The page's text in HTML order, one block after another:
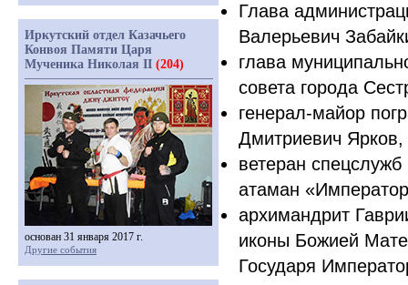
Глава
Валерьевич
глава
совета города
генерал-майор
Дмитриевич Ярков,
ветеран
атаман
архимандрит
иконы Божией
Государя
Иркутский отдел Казачьего
Конвоя Памяти Царя
Мученика Николая II (204)
основан 31 января 2017 г.
Другие события